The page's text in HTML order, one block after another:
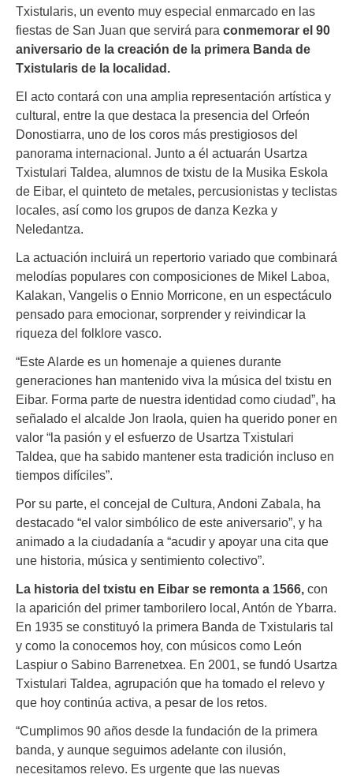
Txistularis, un evento muy especial enmarcado en las
fiestas de San Juan que servirá para conmemorar el 90
aniversario de la creación de la primera Banda de
Txistularis de la localidad.
El acto contará con una amplia representación artística y
cultural, entre la que destaca la presencia del Orfeón
Donostiarra, uno de los coros más prestigiosos del
panorama internacional. Junto a él actuarán Usartza
Txistulari Taldea, alumnos de txistu de la Musika Eskola
de Eibar, el quinteto de metales, percusionistas y teclistas
locales, así como los grupos de danza Kezka y
Neledantza.
La actuación incluirá un repertorio variado que combinará
melodías populares con composiciones de Mikel Laboa,
Kalakan, Vangelis o Ennio Morricone, en un espectáculo
pensado para emocionar, sorprender y reivindicar la
riqueza del folklore vasco.
“Este Alarde es un homenaje a quienes durante
generaciones han mantenido viva la música del txistu en
Eibar. Forma parte de nuestra identidad como ciudad”, ha
señalado el alcalde Jon Iraola, quien ha querido poner en
valor “la pasión y el esfuerzo de Usartza Txistulari
Taldea, que ha sabido mantener esta tradición incluso en
tiempos difíciles”.
Por su parte, el concejal de Cultura, Andoni Zabala, ha
destacado “el valor simbólico de este aniversario”, y ha
animado a la ciudadanía a “acudir y apoyar una cita que
une historia, música y sentimiento colectivo”.
La historia del txistu en Eibar se remonta a 1566, con
la aparición del primer tamborilero local, Antón de Ybarra.
En 1935 se constituyó la primera Banda de Txistularis tal
y como la conocemos hoy, con músicos como León
Laspiur o Sabino Barrenetxea. En 2001, se fundó Usartza
Txistulari Taldea, agrupación que ha tomado el relevo y
que hoy continúa activa, a pesar de los retos.
“Cumplimos 90 años desde la fundación de la primera
banda, y aunque seguimos adelante con ilusión,
necesitamos relevo. Es urgente que las nuevas